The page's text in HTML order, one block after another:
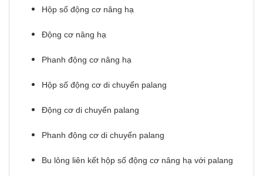
Hộp số động cơ nâng hạ
Động cơ nâng hạ
Phanh động cơ nâng hạ
Hộp số động cơ di chuyển palang
Động cơ di chuyển palang
Phanh động cơ di chuyển palang
Bu lông liên kết hộp số động cơ nâng hạ với palang